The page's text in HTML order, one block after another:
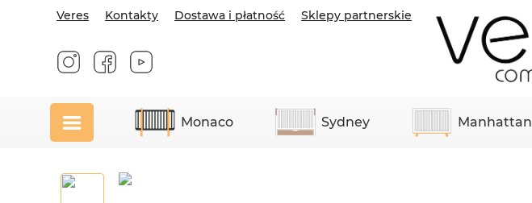
Veres Kontakty Dostawa i płatność Sklepy partnerskie
Monaco Sydney Manhattan